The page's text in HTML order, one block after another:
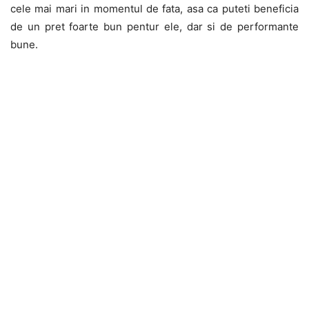
cele mai mari in momentul de fata, asa ca puteti beneficia
de un pret foarte bun pentur ele, dar si de performante
bune.